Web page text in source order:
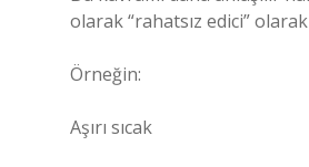
olarak “rahatsız edici”
Örneğin:
Aşırı sıcak